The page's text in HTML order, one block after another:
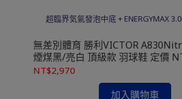
超臨界気氣發泡中底 + ENERGYMAX
無差別體育 勝利VICTOR
煙煤黑/亮白 頂級款 羽球鞋 定
NT$2,970
加入購物車